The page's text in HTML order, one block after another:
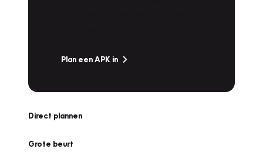
Plan een APK in
Direct plannen
Grote beurt